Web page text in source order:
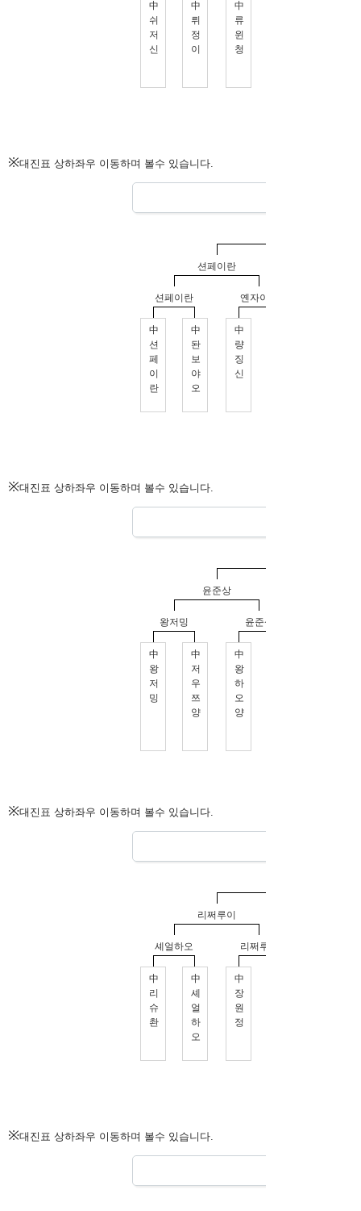
※대진표 상하좌우 이동하며 볼수 있습니다.
※대진표 상하좌우 이동하며 볼수 있습니다.
※대진표 상하좌우 이동하며 볼수 있습니다.
※대진표 상하좌우 이동하며 볼수 있습니다.